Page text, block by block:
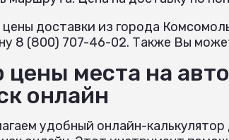
доставки из города
8 (800) 707-46-02. Также Вы
цены места на
онлайн
удобный онлайн-